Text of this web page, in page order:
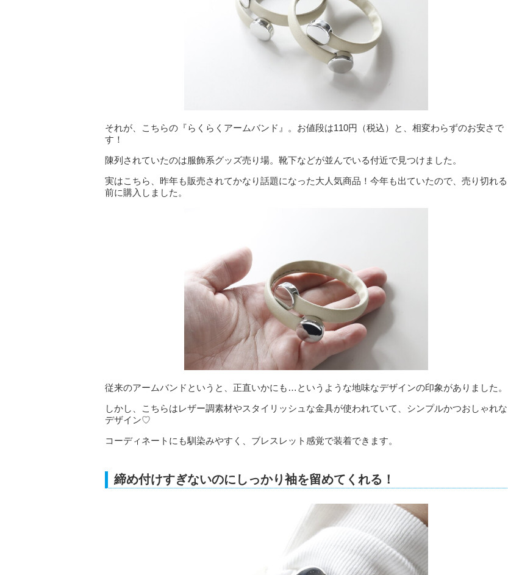
それが、こちらの『らくらくアームバンド』。お値段は110円（税込）と、相変わらずのお安さで
す！
陳列されていたのは服飾系グッズ売り場。靴下などが並んでいる付近で見つけました。
実はこちら、昨年も販売されてかなり話題になった大人気商品！今年も出ていたので、売り切れる
前に購入しました。
従来のアームバンドというと、正直いかにも…というような地味なデザインの印象がありました。
しかし、こちらはレザー調素材やスタイリッシュな金具が使われていて、シンプルかつおしゃれな
デザイン♡
コーディネートにも馴染みやすく、ブレスレット感覚で装着できます。
締め付けすぎないのにしっかり袖を留めてくれる！